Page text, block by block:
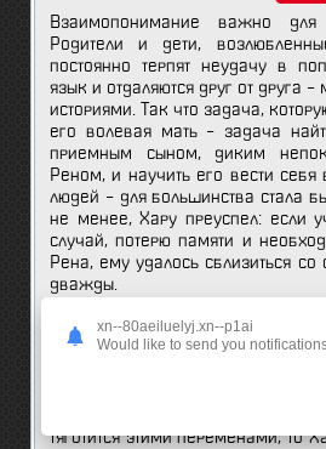
Взаимопонимание важно
Родители и дети,
постоянно терпят неудачу в
язык и отдаляются друг от друга
историями. Так что задача,
его волевая мать – задача
приемным сыном, диким
Реном, и научить его вести
людей – для большинства стала
не менее, Хару преуспел: если
случай, потерю памяти и
Рена, ему удалось сблизиться
дважды.
Впрочем, многие, да и сам Хару,
сблизились даже слишком
постоянно быть рядом друг с
тяготится этими переменами, то
xn--80aeiluelyj.xn--p1ai
Would like to send you